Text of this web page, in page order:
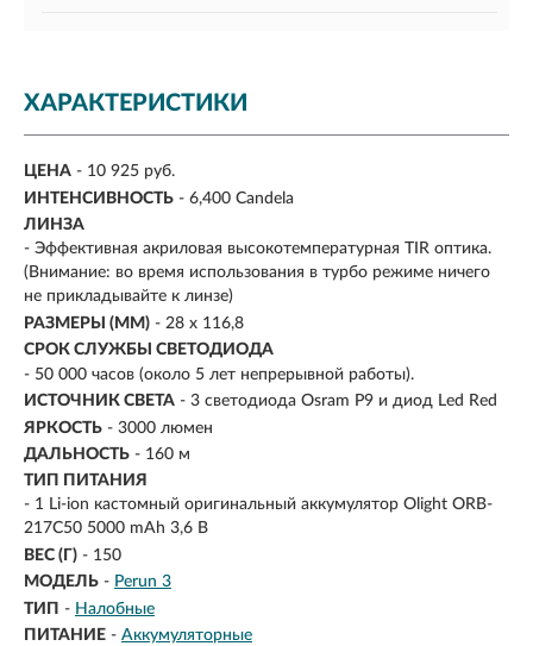
ХАРАКТЕРИСТИКИ
ЦЕНА - 10 925 руб.
ИНТЕНСИВНОСТЬ - 6,400 Candela
ЛИНЗА
- Эффективная акриловая высокотемпературная TIR оптика.
(Внимание: во время использования в турбо режиме ничего
не прикладывайте к линзе)
РАЗМЕРЫ (ММ) - 28 x 116,8
СРОК СЛУЖБЫ СВЕТОДИОДА
- 50 000 часов (около 5 лет непрерывной работы).
ИСТОЧНИК СВЕТА - 3 светодиода Osram P9 и диод Led Red
ЯРКОСТЬ - 3000 люмен
ДАЛЬНОСТЬ - 160 м
ТИП ПИТАНИЯ
- 1 Li-ion кастомный оригинальный аккумулятор Olight ORB-
217C50 5000 mAh 3,6 В
ВЕС (Г) - 150
МОДЕЛЬ - Perun 3
ТИП - Налобные
ПИТАНИЕ - Аккумуляторные